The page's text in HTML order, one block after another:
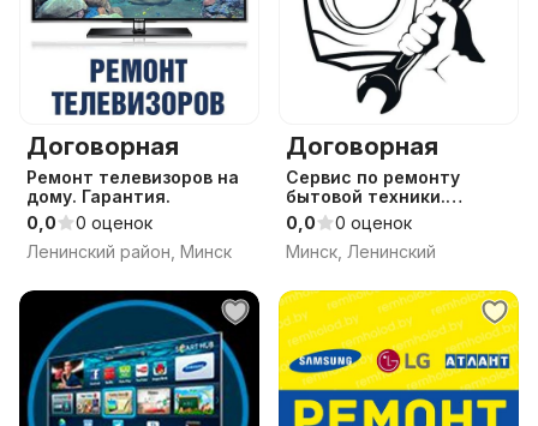
Договорная
Ремонт телевизоров на
дому. Гарантия.
0,0
0 оценок
Ленинский район, Минск
Договорная
Сервис по ремонту
бытовой техники.
Ремонт стиральных
машин, холодильников,
посудомоек
0,0
0 оценок
Минск, Ленинский